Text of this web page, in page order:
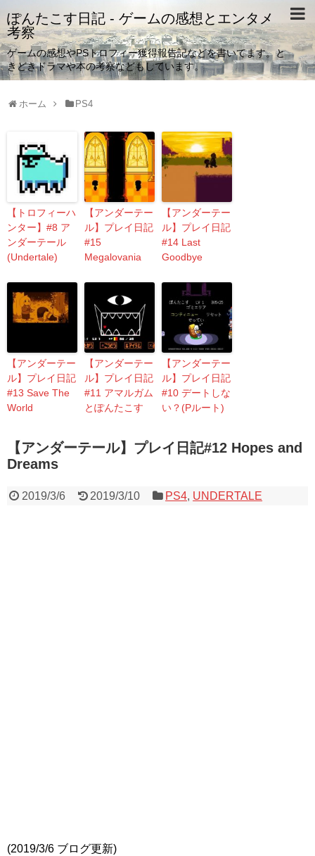
ぽんたこす日記 - ゲームの感想とエンタメ
考察
ゲームの感想やPSトロフィー獲得報告記などを書いてます。と
きどきドラマや本の考察などもしています。
ホーム PS4
【トロフィーハ
ンター】#8 ア
ンダーテール
(Undertale)
【アンダーテー
ル】プレイ日記
#15
Megalovania
【アンダーテー
ル】プレイ日記
#14 Last
Goodbye
【アンダーテー
ル】プレイ日記
#13 Save The
World
【アンダーテー
ル】プレイ日記
#11 アマルガム
とぽんたこす
【アンダーテー
ル】プレイ日記
#10 デートしな
い？(Pルート)
【アンダーテール】プレイ日記#12 Hopes and
Dreams
2019/3/6 2019/3/10 PS4, UNDERTALE
(2019/3/6 ブログ更新)